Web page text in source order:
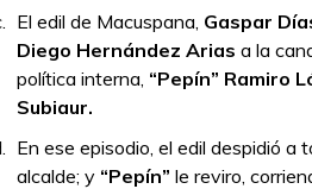
El edil de Macuspana, Gaspar
Diego Hernández Arias a la
política interna, “Pepín” Ramiro
Subiaur.
En ese episodio, el edil despidió
alcalde; y “Pepín” le reviro,